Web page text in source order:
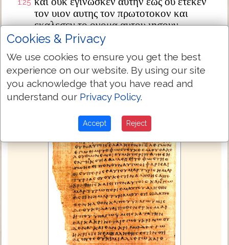
1:25
τον υιον αυτης τον πρωτοτοκον και
εκαλεσεν το ονομα αυτου ιησουν
Cookies & Privacy
We use cookies to ensure you get the best
experience on our website. By using our site
you acknowledge that you have read and
understand our Privacy Policy.
Accept Reject